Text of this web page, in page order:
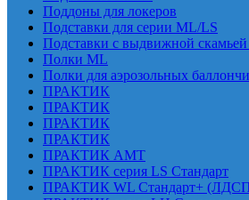
Поддоны для локеров
Подставки для серии ML/LS
Подставки с выдвижной
Полки ML
Полки для аэрозольных
ПРАКТИК
ПРАКТИК
ПРАКТИК
ПРАКТИК
ПРАКТИК AMT
ПРАКТИК cерия LS Стандарт
ПРАКТИК WL Стандарт+